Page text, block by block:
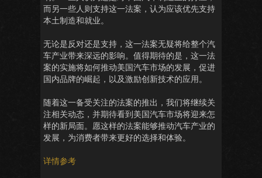
而另一些人则支持这一法案，认为应该优先支持
本土制造和就业。
无论是反对还是支持，这一法案无疑将给整个汽
车产业带来深远的影响。值得期待的是，这一法
案的实施将如何推动美国汽车市场的发展，促进
国内品牌的崛起，以及激励创新技术的应用。
随着这一备受关注的法案的推出，我们将继续关
注相关动态，并期待看到美国汽车市场将迎来怎
样的新局面。愿这样的法案能够推动汽车产业的
发展，为消费者带来更好的选择和体验。
详情参考